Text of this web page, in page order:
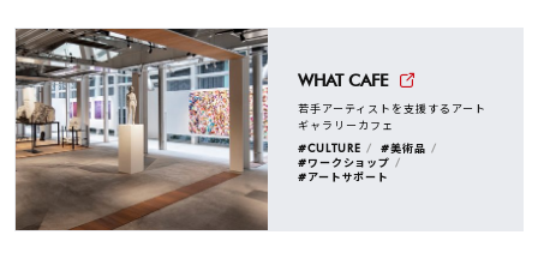
WHAT CAFE
若手アーティストを支援するアート
ギャラリーカフェ
#CULTURE
#美術品
#ワークショップ
#アートサポート